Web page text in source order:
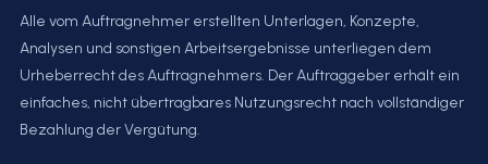
Alle vom Auftragnehmer erstellten Unterlagen, Konzepte,
Analysen und sonstigen Arbeitsergebnisse unterliegen dem
Urheberrecht des Auftragnehmers. Der Auftraggeber erhält ein
einfaches, nicht übertragbares Nutzungsrecht nach vollständiger
Bezahlung der Vergütung.